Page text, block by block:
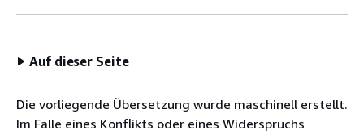
Auf dieser Seite
Die vorliegende Übersetzung wurde maschinell erstellt.
Im Falle eines Konflikts oder eines Widerspruchs